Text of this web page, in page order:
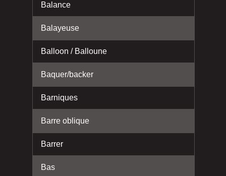
Balance
Balayeuse
Balloon / Balloune
Baquer/backer
Barniques
Barre oblique
Barrer
Bas